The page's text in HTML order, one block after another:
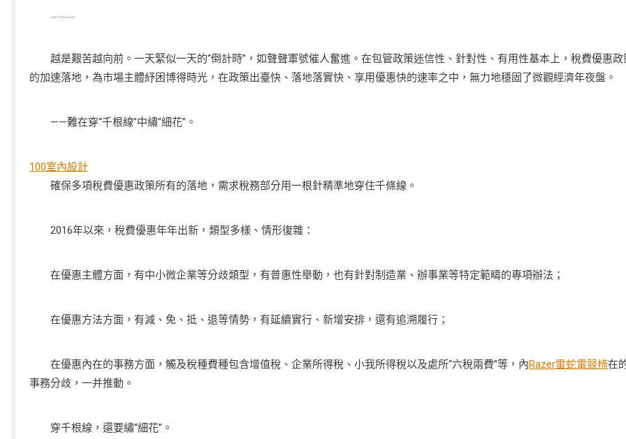
…………
越是艱苦越向前。一天緊似一天的“倒計時”，如聲聲軍號催人奮進。在包管政策迷信性、針對性、有用性基本上，稅費優惠政
的加速落地，為市場主體紓困博得時光，在政策出臺快、落地落實快、享用優惠快的速率之中，無力地穩固了微觀經濟年夜盤。
——難在穿“千根線”中繡“細花”。
100室內設計
確保多項稅費優惠政策所有的落地，需求稅務部分用一根針精準地穿住千條線。
2016年以來，稅費優惠年年出新，類型多樣、情形復雜：
在優惠主體方面，有中小微企業等分歧類型，有普惠性舉動，也有針對制造業、辦事業等特定範疇的專項辦法；
在優惠方法方面，有減、免、抵、退等情勢，有延續實行、新增安排，還有追溯履行；
在優惠內在的事務方面，觸及稅種費種包含增值稅、企業所得稅、小我所得稅以及處所“六稅兩費”等，內Razer雷蛇電競椅在
事務分歧，一并推動。
穿千根線，還要繡“細花”。